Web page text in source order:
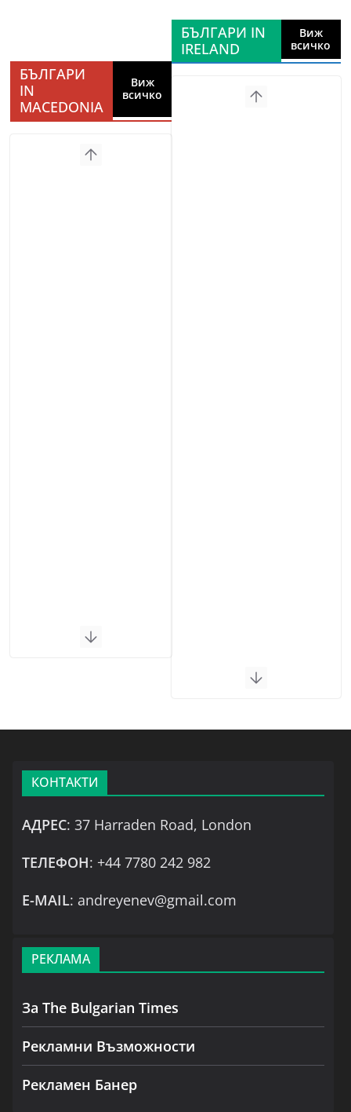
БЪЛГАРИ
IN
MACEDONIA
Виж
всичко
БЪЛГАРИ IN
IRELAND
Виж
всичко
КОНТАКТИ
АДРЕС: 37 Harraden Road, London
ТЕЛЕФОН: +44 7780 242 982
Е-MAIL: andreyenev@gmail.com
РЕКЛАМА
За The Bulgarian Times
Рекламни Възможности
Рекламен Банер